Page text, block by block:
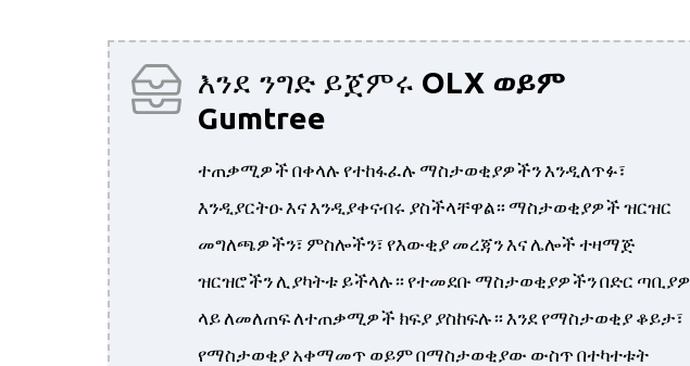
እንደ ንግድ ይጀምሩ OLX ወይም
Gumtree
ተጠቃሚዎች በቀላሉ የተከፋፈሉ ማስታወቂያዎችን እንዲለጥፉ፣
እንዲያርትዑ እና እንዲያቀናብሩ ያስችላቸዋል። ማስታወቂያዎች ዝርዝር
መግለጫዎችን፣ ምስሎችን፣ የእውቂያ መረጃን እና ሌሎች ተዛማጅ
ዝርዝሮችን ሊያካትቱ ይችላሉ። የተመደቡ ማስታወቂያዎችን በድር ጣቢያዎ
ላይ ለመለጠፍ ለተጠቃሚዎች ክፍያ ያስከፍሉ። እንደ የማስታወቂያ ቆይታ፣
የማስታወቂያ አቀማመጥ ወይም በማስታወቂያው ውስጥ በተካተቱት